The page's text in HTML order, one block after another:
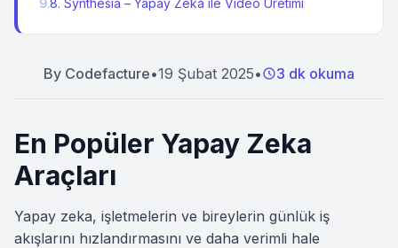
9.8. Synthesia – Yapay Zeka ile Video Üretimi
By Codefacture•19 Şubat 2025• 3 dk okuma
En Popüler Yapay Zeka
Araçları
Yapay zeka, işletmelerin ve bireylerin günlük iş
akışlarını hızlandırmasını ve daha verimli hale